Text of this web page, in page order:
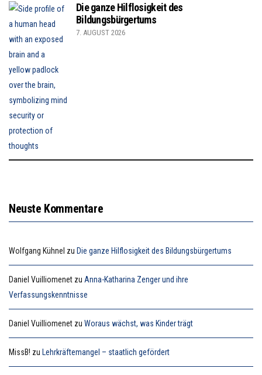
Die ganze Hilflosigkeit des
Bildungsbürgertums
7. AUGUST 2026
Neuste Kommentare
Wolfgang Kühnel zu Die ganze Hilflosigkeit des Bildungsbürgertums
Daniel Vuilliomenet zu Anna-Katharina Zenger und ihre
Verfassungskenntnisse
Daniel Vuilliomenet zu Woraus wächst, was Kinder trägt
MissB! zu Lehrkräftemangel – staatlich gefördert